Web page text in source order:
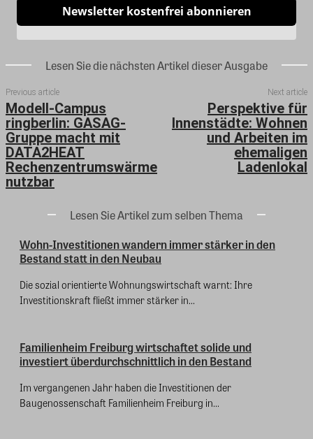
Newsletter kostenfrei abonnieren
Lesen Sie die nächsten Artikel dieser Ausgabe
Previous article
Modell-Campus
ringberlin: GASAG-
Gruppe macht mit
DATA2HEAT
Rechenzentrumswärme
nutzbar
Next article
Perspektive für
Innenstädte: Wohnen
und Arbeiten im
ehemaligen
Ladenlokal
Lesen Sie Artikel zum selben Thema
Wohn-Investitionen wandern immer stärker in den
Bestand statt in den Neubau
Die sozial orientierte Wohnungswirtschaft warnt: Ihre
Investitionskraft fließt immer stärker in...
Familienheim Freiburg wirtschaftet solide und
investiert überdurchschnittlich in den Bestand
Im vergangenen Jahr haben die Investitionen der
Baugenossenschaft Familienheim Freiburg in...